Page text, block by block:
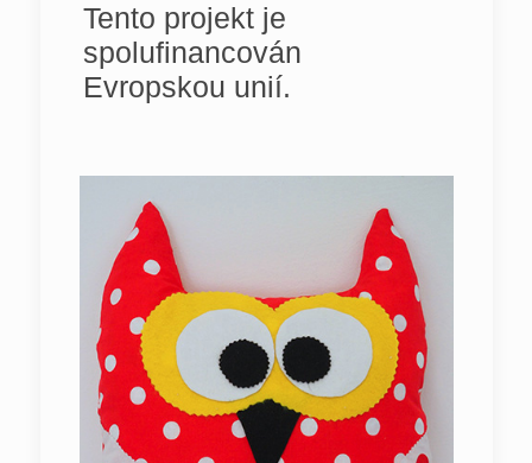
Tento projekt je
spolufinancován
Evropskou unií.